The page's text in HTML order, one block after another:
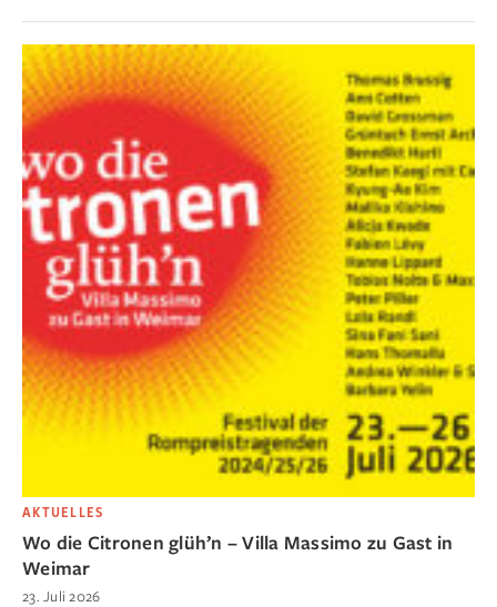
AKTUELLES
Wo die Citronen glüh’n – Villa Massimo zu Gast in
Weimar
23. Juli 2026